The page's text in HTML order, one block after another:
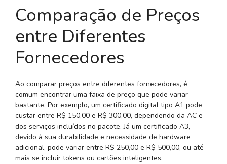
Comparação de Preços
entre Diferentes
Fornecedores
Ao comparar preços entre diferentes fornecedores, é
comum encontrar uma faixa de preço que pode variar
bastante. Por exemplo, um certificado digital tipo A1 pode
custar entre R$ 150,00 e R$ 300,00, dependendo da AC e
dos serviços incluídos no pacote. Já um certificado A3,
devido à sua durabilidade e necessidade de hardware
adicional, pode variar entre R$ 250,00 e R$ 500,00, ou até
mais se incluir tokens ou cartões inteligentes.